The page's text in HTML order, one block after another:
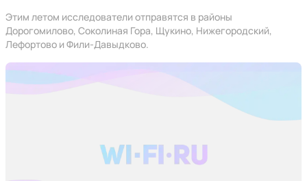
Этим летом исследователи отправятся в районы
Дорогомилово, Соколиная Гора, Щукино, Нижегородский,
Лефортово и Фили-Давыдково.